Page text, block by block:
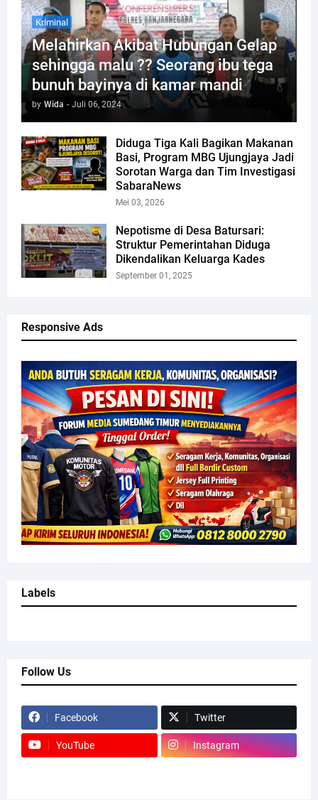
Kriminal
Melahirkan Akibat Hubungan Gelap
sehingga malu ?? Seorang ibu tega
bunuh bayinya di kamar mandi
by Wida - Juli 06, 2024
Diduga Tiga Kali Bagikan Makanan
Basi, Program MBG Ujungjaya Jadi
Sorotan Warga dan Tim Investigasi
SabaraNews
Mei 03, 2026
Nepotisme di Desa Batursari:
Struktur Pemerintahan Diduga
Dikendalikan Keluarga Kades
September 01, 2025
Responsive Ads
Labels
Follow Us
Facebook Twitter
YouTube Instagram